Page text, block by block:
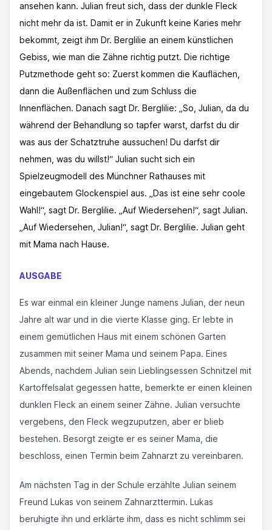
ansehen kann. Julian freut sich, dass der dunkle Fleck
nicht mehr da ist. Damit er in Zukunft keine Karies mehr
bekommt, zeigt ihm Dr. Berglilie an einem künstlichen
Gebiss, wie man die Zähne richtig putzt. Die richtige
Putzmethode geht so: Zuerst kommen die Kauflächen,
dann die Außenflächen und zum Schluss die
Innenflächen. Danach sagt Dr. Berglilie: „So, Julian, da du
während der Behandlung so tapfer warst, darfst du dir
was aus der Schatztruhe aussuchen! Du darfst dir
nehmen, was du willst!“ Julian sucht sich ein
Spielzeugmodell des Münchner Rathauses mit
eingebautem Glockenspiel aus. „Das ist eine sehr coole
Wahl!“, sagt Dr. Berglilie. „Auf Wiedersehen!“, sagt Julian.
„Auf Wiedersehen, Julian!“, sagt Dr. Berglilie. Julian geht
mit Mama nach Hause.
AUSGABE
Es war einmal ein kleiner Junge namens Julian, der neun
Jahre alt war und in die vierte Klasse ging. Er lebte in
einem gemütlichen Haus mit einem schönen Garten
zusammen mit seiner Mama und seinem Papa. Eines
Abends, nachdem Julian sein Lieblingsessen Schnitzel mit
Kartoffelsalat gegessen hatte, bemerkte er einen kleinen
dunklen Fleck an einem seiner Zähne. Julian versuchte
vergebens, den Fleck wegzuputzen, aber er blieb
bestehen. Besorgt zeigte er es seiner Mama, die
beschloss, einen Termin beim Zahnarzt zu vereinbaren.
Am nächsten Tag in der Schule erzählte Julian seinem
Freund Lukas von seinem Zahnarzttermin. Lukas
beruhigte ihn und erklärte ihm, dass es nicht schlimm sei